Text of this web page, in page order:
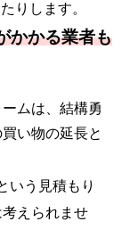
りします。
かかる業者も
ムは、結構勇
い物の延長と
いう見積もり
えられませ